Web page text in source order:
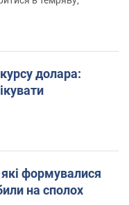
долара:
формувалися
на сполох